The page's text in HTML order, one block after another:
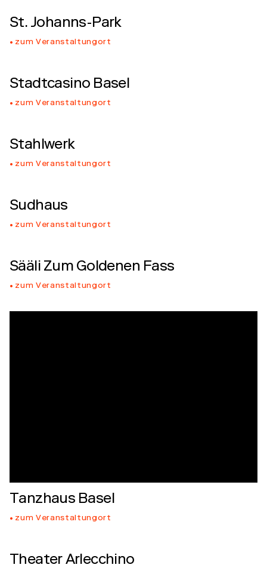
St. Johanns-Park
zum Veranstaltungort
Stadtcasino Basel
zum Veranstaltungort
Stahlwerk
zum Veranstaltungort
Sudhaus
zum Veranstaltungort
Sääli Zum Goldenen Fass
zum Veranstaltungort
Tanzhaus Basel
zum Veranstaltungort
Theater Arlecchino